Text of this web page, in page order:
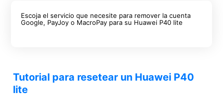
Escoja el servicio que necesite para remover la cuenta
Google, PayJoy o MacroPay para su Huawei P40 lite
Tutorial para resetear un Huawei P40
lite